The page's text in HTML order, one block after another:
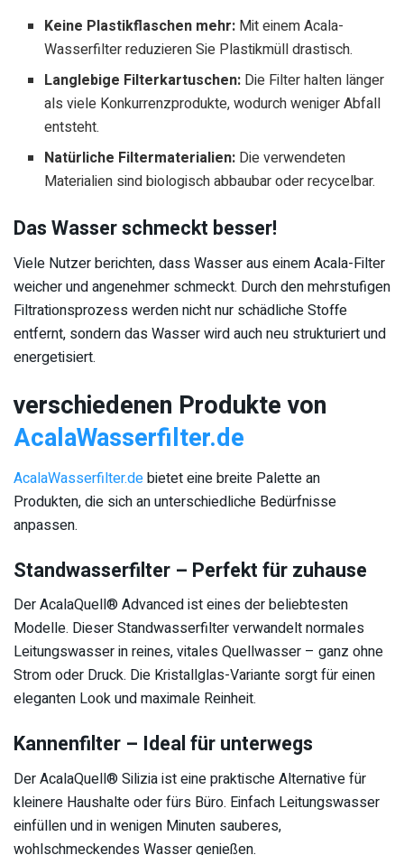
Keine Plastikflaschen mehr: Mit einem Acala-
Wasserfilter reduzieren Sie Plastikmüll drastisch.
Langlebige Filterkartuschen: Die Filter halten länger
als viele Konkurrenzprodukte, wodurch weniger Abfall
entsteht.
Natürliche Filtermaterialien: Die verwendeten
Materialien sind biologisch abbaubar oder recycelbar.
Das Wasser schmeckt besser!
Viele Nutzer berichten, dass Wasser aus einem Acala-Filter
weicher und angenehmer schmeckt. Durch den mehrstufigen
Filtrationsprozess werden nicht nur schädliche Stoffe
entfernt, sondern das Wasser wird auch neu strukturiert und
energetisiert.
verschiedenen Produkte von
AcalaWasserfilter.de
AcalaWasserfilter.debietet eine breite Palette an
Produkten, die sich an unterschiedliche Bedürfnisse
anpassen.
Standwasserfilter – Perfekt für zuhause
Der AcalaQuell® Advanced ist eines der beliebtesten
Modelle. Dieser Standwasserfilter verwandelt normales
Leitungswasser in reines, vitales Quellwasser – ganz ohne
Strom oder Druck. Die Kristallglas-Variante sorgt für einen
eleganten Look und maximale Reinheit.
Kannenfilter – Ideal für unterwegs
Der AcalaQuell® Silizia ist eine praktische Alternative für
kleinere Haushalte oder fürs Büro. Einfach Leitungswasser
einfüllen und in wenigen Minuten sauberes,
wohlschmeckendes Wasser genießen.